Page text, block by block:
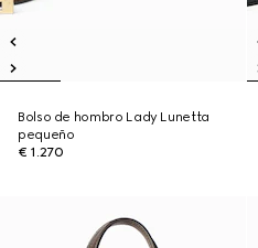
Bolso de hombro Lady Lunetta
pequeño
€ 1.270